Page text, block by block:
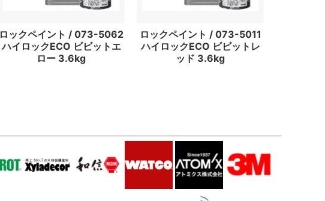
ロックペイント / 073-5062
ハイロックECO ビビットエ
ロー 3.6kg
ロックペイント / 073-5011
ハイロックECO ビビットレ
ッド 3.6kg